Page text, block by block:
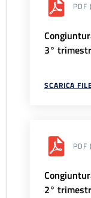
PDF
3°
SCARICA
PDF
2°